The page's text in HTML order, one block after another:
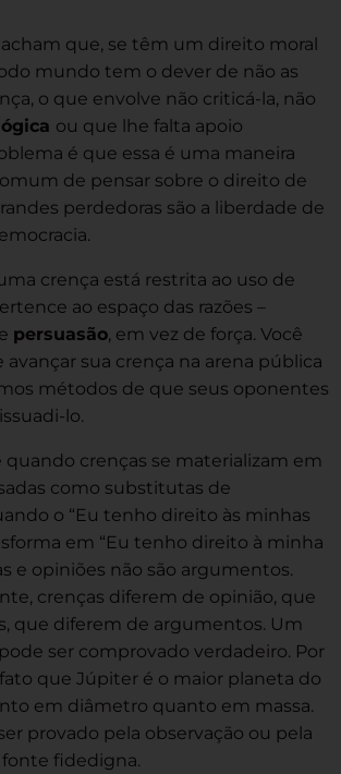
acham que, se têm um direito moral
mundo tem o dever de não as
o que envolve não criticá-la, não
ou que lhe falta apoio
é que essa é uma maneira
de pensar sobre o direito de
perdedoras são a liberdade de
crença está restrita ao uso de
ao espaço das razões –
persuasão, em vez de força. Você
sua crença na arena pública
métodos de que seus oponentes
lo.
quando crenças se materializam em
como substitutas de
o “Eu tenho direito às minhas
em “Eu tenho direito à minha
e opiniões não são argumentos.
crenças diferem de opinião, que
que diferem de argumentos. Um
ser comprovado verdadeiro. Por
que Júpiter é o maior planeta do
em diâmetro quanto em massa.
provado pela observação ou pela
fidedigna.